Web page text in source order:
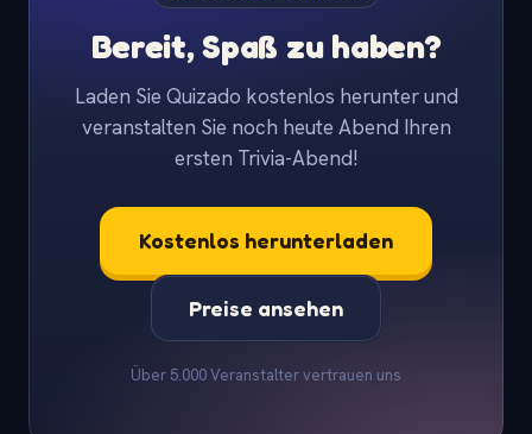
Bereit, Spaß zu haben?
Laden Sie Quizado kostenlos herunter und
veranstalten Sie noch heute Abend Ihren
ersten Trivia-Abend!
Kostenlos herunterladen
Preise ansehen
Über 5.000 Veranstalter vertrauen uns